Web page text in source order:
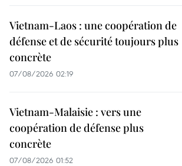
Vietnam-Laos : une coopération de
défense et de sécurité toujours plus
concrète
07/08/2026 02:19
Vietnam-Malaisie : vers une
coopération de défense plus
concrète
07/08/2026 01:52